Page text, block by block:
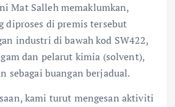
Mat Salleh memaklumkan,
diproses di premis tersebut
industri di bawah kod SW422,
dan pelarut kimia (solvent),
sebagai buangan berjadual.
kami turut mengesan aktiviti